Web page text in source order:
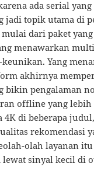
ada serial
jadi topik utama di
dari paket
menawarkan
Yang
akhirnya
bikin pengalaman
offline yang
4K di beberapa
rekomendasi
olah layanan itu
sinyal kecil di